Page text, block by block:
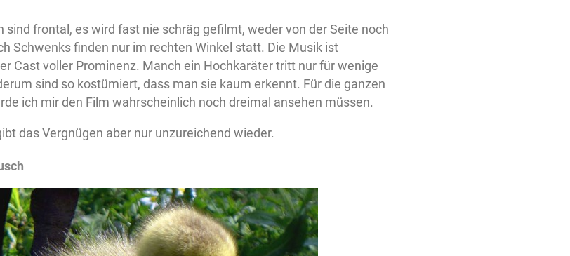
sind frontal, es wird fast nie schräg gefilmt, weder von der Seite noch
Schwenks finden nur im rechten Winkel statt. Die Musik ist
Cast voller Prominenz. Manch ein Hochkaräter tritt nur für wenige
sind so kostümiert, dass man sie kaum erkennt. Für die ganzen
ich mir den Film wahrscheinlich noch dreimal ansehen müssen.
das Vergnügen aber nur unzureichend wieder.